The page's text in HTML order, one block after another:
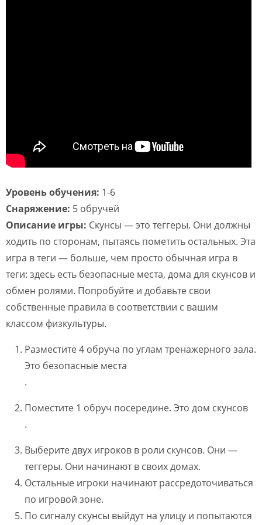
Уровень обучения: 1-6
Снаряжение: 5 обручей
Описание игры: Скунсы — это теггеры. Они должны
ходить по сторонам, пытаясь пометить остальных. Эта
игра в теги — больше, чем просто обычная игра в
теги: здесь есть безопасные места, дома для скунсов и
обмен ролями. Попробуйте и добавьте свои
собственные правила в соответствии с вашим
классом физкультуры.
Разместите 4 обруча по углам тренажерного зала.
Это безопасные места
.
Поместите 1 обруч посередине. Это дом скунсов
.
Выберите двух игроков в роли скунсов. Они —
теггеры. Они начинают в своих домах.
Остальные игроки начинают рассредоточиваться
по игровой зоне.
По сигналу скунсы выйдут на улицу и попытаются